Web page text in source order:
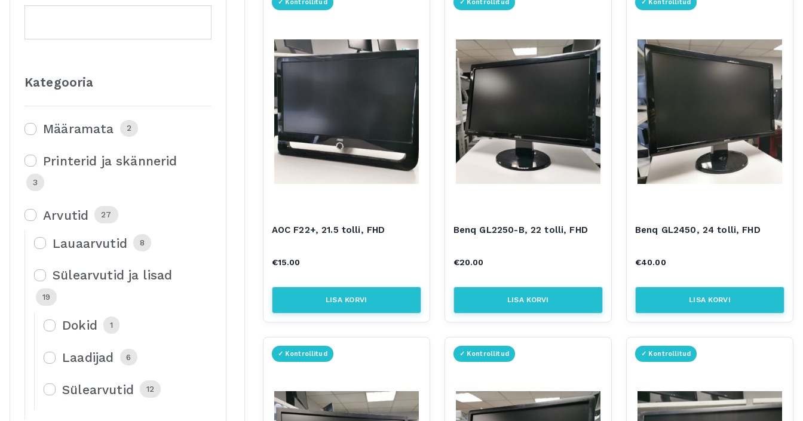
AOC F22+, 21.5 tolli, FHD
€15.00
LISA KORVI
Benq GL2250-B, 22 tolli, FHD
€20.00
LISA KORVI
Benq GL2450, 24 tolli, FHD
€40.00
LISA KORVI
Kategooria
Määramata 2
Printerid ja skännerid
3
Arvutid 27
Lauaarvutid 8
Sülearvutid ja lisad
19
Dokid 1
Laadijad 6
Sülearvutid 12